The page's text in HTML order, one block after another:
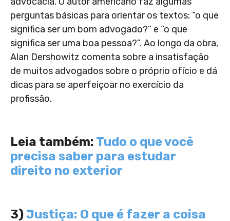
perguntas básicas para orientar os textos: “o que
significa ser um bom advogado?” e “o que
significa ser uma boa pessoa?”. Ao longo da obra,
Alan Dershowitz comenta sobre a insatisfação
de muitos advogados sobre o próprio ofício e dá
dicas para se aperfeiçoar no exercício da
profissão.
Leia também: Tudo o que você
precisa saber para estudar
direito no exterior
3)Justiça: O que é fazer a coisa